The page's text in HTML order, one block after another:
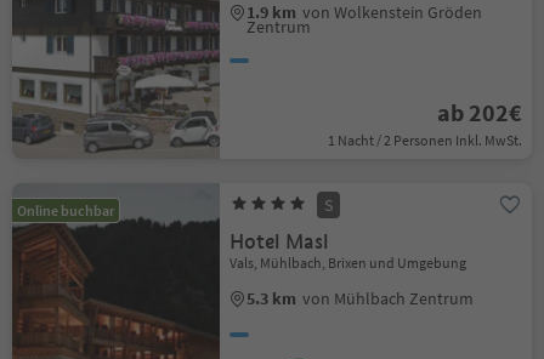
1.9 km von Wolkenstein Gröden
Zentrum
ab 202€
1 Nacht / 2 Personen Inkl. MwSt.
Online buchbar S
Hotel Masl
Vals, Mühlbach, Brixen und Umgebung
5.3 km von Mühlbach Zentrum